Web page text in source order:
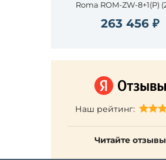
Roma ROM-ZW-8+1(P)
263 456 ₽
Наш рейтинг:
Читайте отзывы